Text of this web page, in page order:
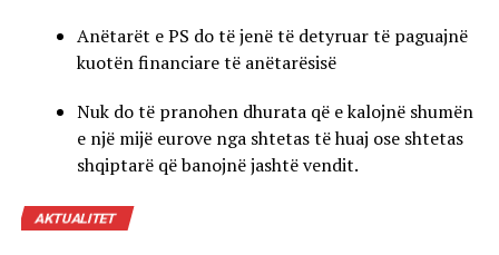
Anëtarët e PS do të jenë të detyruar të paguajnë
kuotën financiare të anëtarësisë
Nuk do të pranohen dhurata që e kalojnë shumën
e një mijë eurove nga shtetas të huaj ose shtetas
shqiptarë që banojnë jashtë vendit.
AKTUALITET